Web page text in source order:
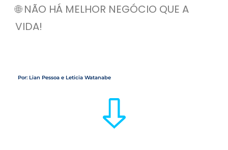
🌐 NÃO HÁ MELHOR NEGÓCIO QUE A
VIDA!
Por: Lian Pessoa e Leticia Watanabe